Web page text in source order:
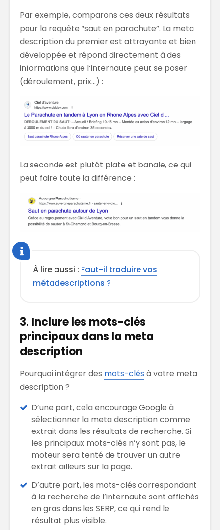
Par exemple, comparons ces deux résultats
pour la requête “saut en parachute”. La meta
description du premier est attrayante et bien
développée et répond directement à des
informations que l’internaute peut se poser
(déroulement, prix…) :
La seconde est plutôt plate et banale, ce qui
peut faire toute la différence :
À lire aussi : Faut-il traduire vos
métadescriptions ?
3. Inclure les mots-clés
principaux dans la meta
description
Pourquoi intégrer des mots-clés à votre meta
description ?
D’une part, cela encourage Google à
sélectionner la meta description comme
extrait dans les résultats de recherche. Si
les principaux mots-clés n’y sont pas, le
moteur sera tenté de trouver un autre
extrait ailleurs sur la page.
D’autre part, les mots-clés correspondant
à la recherche de l’internaute sont affichés
en gras dans les SERP, ce qui rend le
résultat plus visible.